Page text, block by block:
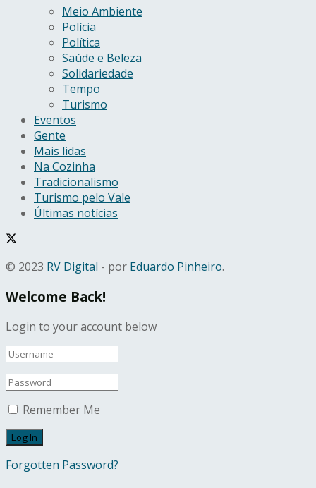
Meio Ambiente
Polícia
Política
Saúde e Beleza
Solidariedade
Tempo
Turismo
Eventos
Gente
Mais lidas
Na Cozinha
Tradicionalismo
Turismo pelo Vale
Últimas notícias
© 2023 RV Digital - por Eduardo Pinheiro.
Welcome Back!
Login to your account below
Remember Me
Forgotten Password?